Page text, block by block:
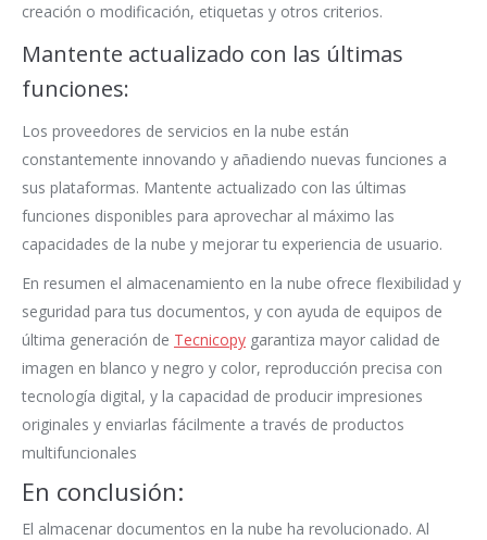
creación o modificación, etiquetas y otros criterios.
Mantente actualizado con las últimas
funciones:
Los proveedores de servicios en la nube están
constantemente innovando y añadiendo nuevas funciones a
sus plataformas. Mantente actualizado con las últimas
funciones disponibles para aprovechar al máximo las
capacidades de la nube y mejorar tu experiencia de usuario.
En resumen el almacenamiento en la nube ofrece flexibilidad y
seguridad para tus documentos, y con ayuda de equipos de
última generación de Tecnicopy garantiza mayor calidad de
imagen en blanco y negro y color, reproducción precisa con
tecnología digital, y la capacidad de producir impresiones
originales y enviarlas fácilmente a través de productos
multifuncionales
En conclusión:
El almacenar documentos en la nube ha revolucionado. Al